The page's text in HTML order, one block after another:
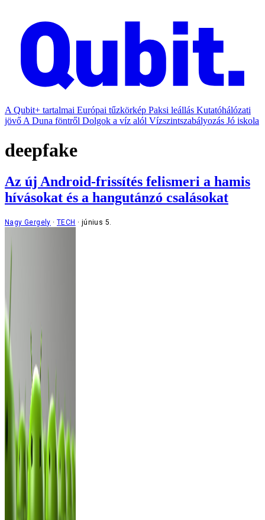
A Qubit+ tartalmai Európai tűzkörkép Paksi leállás Kutatóhálózati
jövő A Duna föntről Dolgok a víz alól Vízszintszabályozás Jó iskola
deepfake
Az új Android-frissítés felismeri a hamis
hívásokat és a hangutánzó csalásokat
Nagy Gergely TECH június 5.